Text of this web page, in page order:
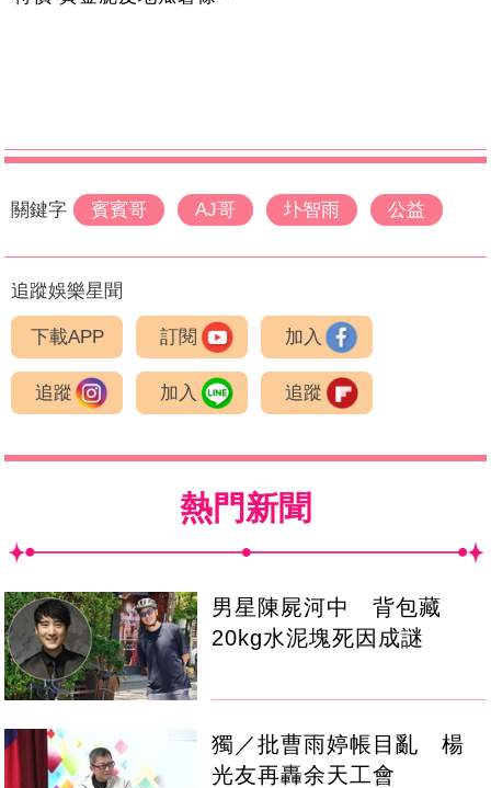
關鍵字 賓賓哥 AJ哥 圤智雨 公益
追蹤娛樂星聞
下載APP 訂閱 加入
追蹤 加入 追蹤
熱門新聞
男星陳屍河中 背包藏
20kg水泥塊死因成謎
獨／批曹雨婷帳目亂 楊
光友再轟余天工會